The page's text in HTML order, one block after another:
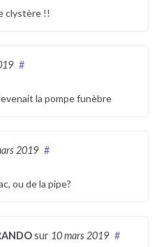
clystère !!
#
la pompe funèbre
2019 #
ou de la pipe?
sur 10 mars 2019 #